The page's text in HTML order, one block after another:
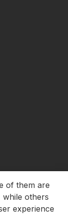
of them are
while others
experience